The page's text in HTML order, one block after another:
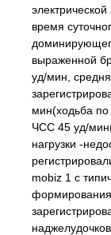
время
выраженной
уд/мин,
мин(ходьба
ЧСС 45 уд/
нагрузки -
mobiz 1 с
формирования